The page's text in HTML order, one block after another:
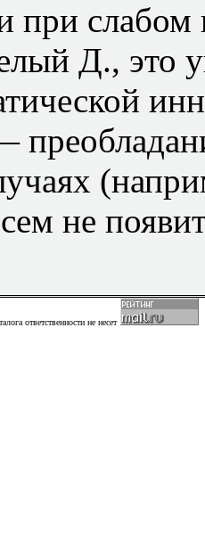
при
Д., это
не
ответственности не несет